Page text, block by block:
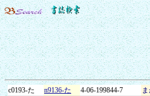
c0193-た n9136-た 4-06-199844-7